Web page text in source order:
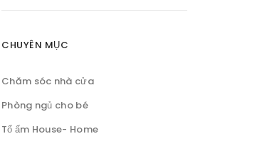
CHUYÊN MỤC
Chăm sóc nhà cửa
Phòng ngủ cho bé
Tổ ấm House- Home